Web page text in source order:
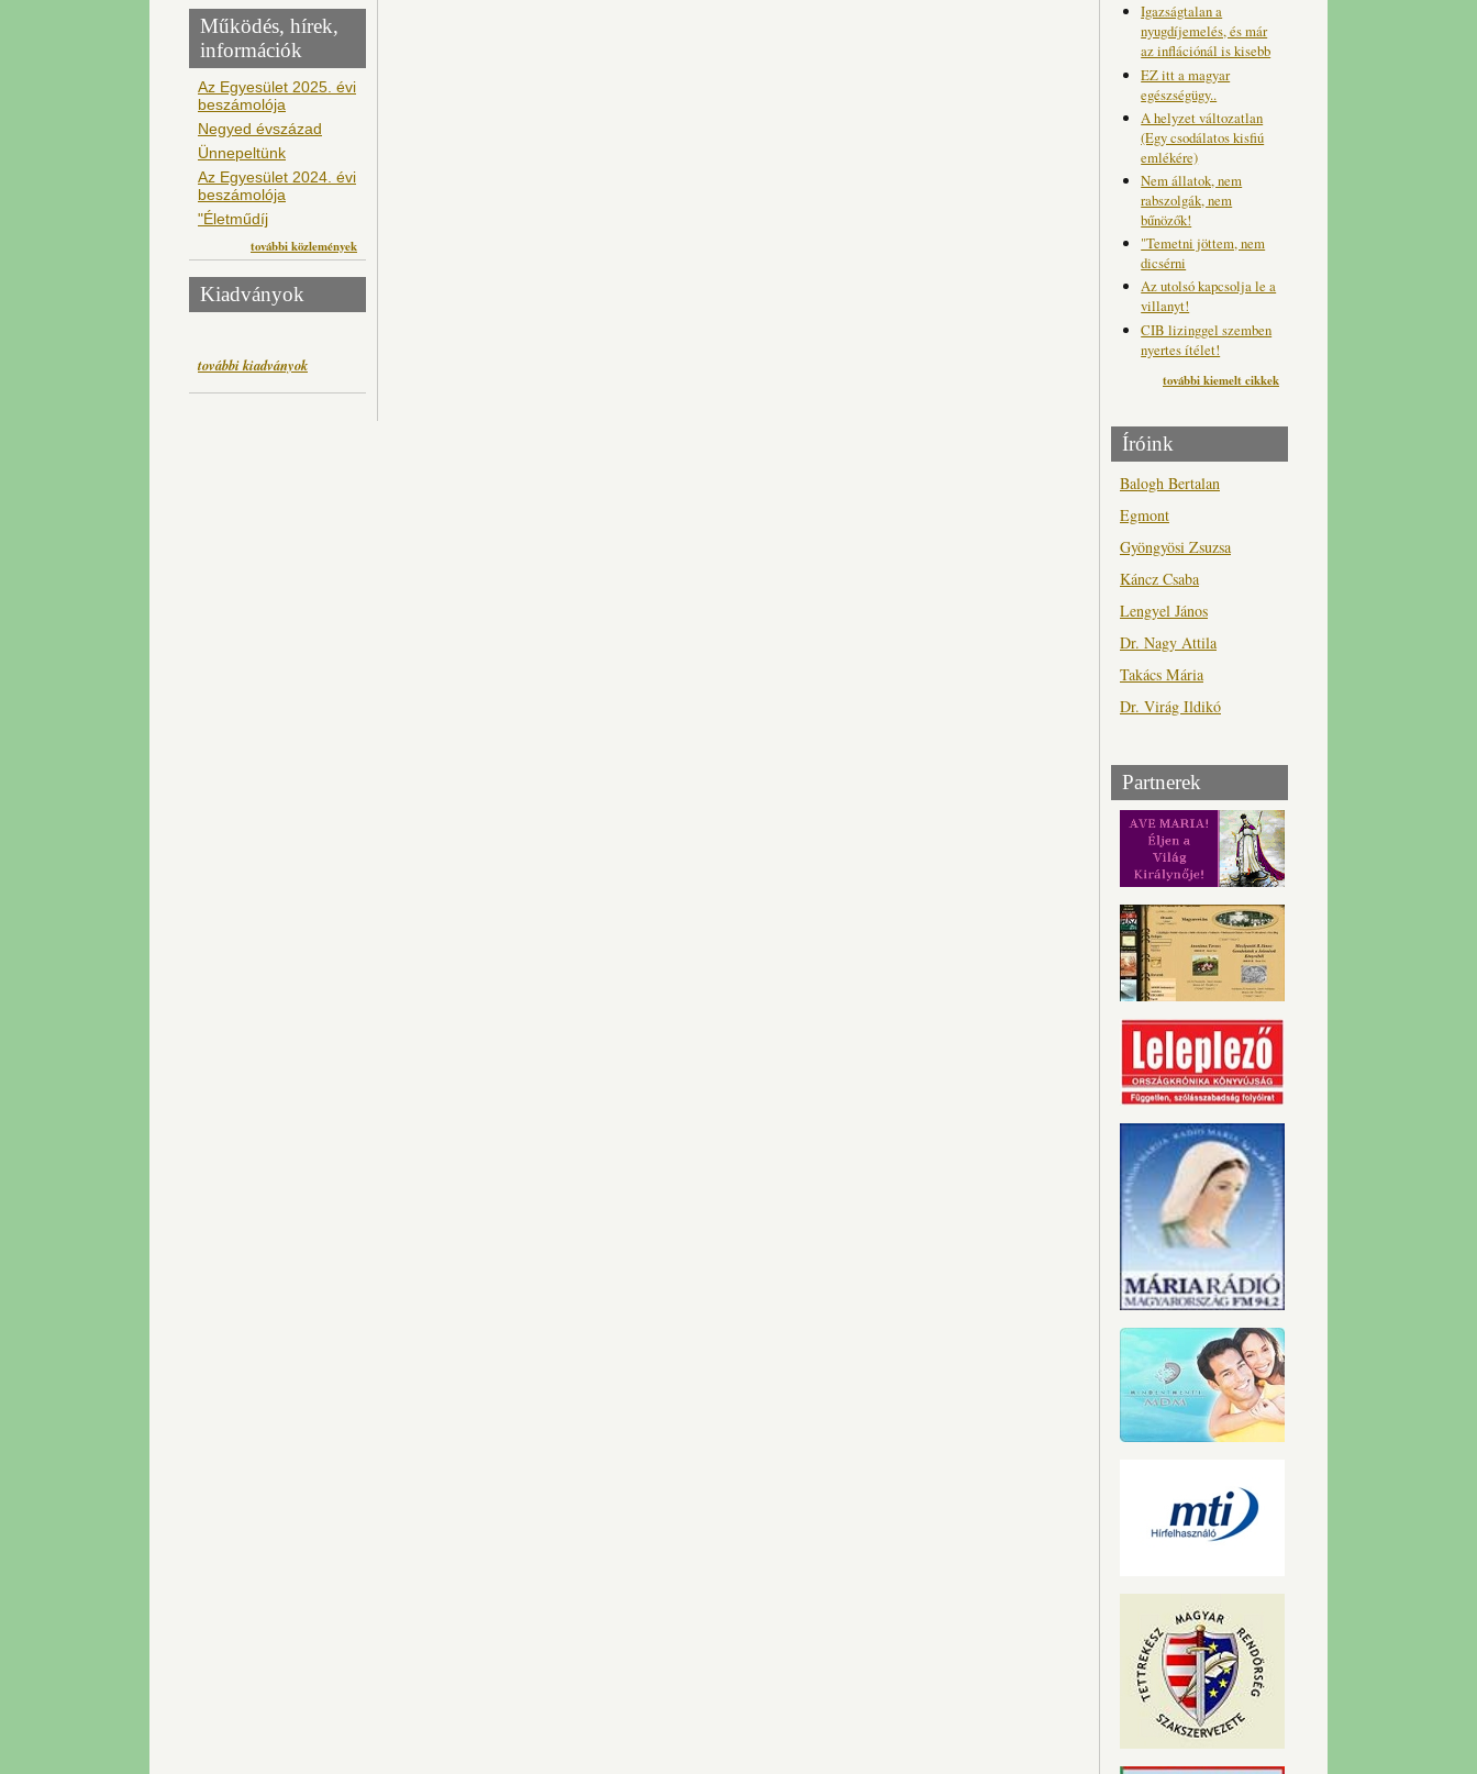
Működés, hírek,
információk
Az Egyesület 2025. évi
beszámolója
Negyed évszázad
Ünnepeltünk
Az Egyesület 2024. évi
beszámolója
"Életműdíj
további közlemények
Kiadványok
további kiadványok
Igazságtalan a
nyugdíjemelés, és már
az inflációnál is kisebb
EZ itt a magyar
egészségügy..
A helyzet változatlan
(Egy csodálatos kisfiú
emlékére)
Nem állatok, nem
rabszolgák, nem
bűnözők!
"Temetni jöttem, nem
dicsérni
Az utolsó kapcsolja le a
villanyt!
CIB lizinggel szemben
nyertes ítélet!
további kiemelt cikkek
Íróink
Balogh Bertalan
Egmont
Gyöngyösi Zsuzsa
Káncz Csaba
Lengyel János
Dr. Nagy Attila
Takács Mária
Dr. Virág Ildikó
Partnerek